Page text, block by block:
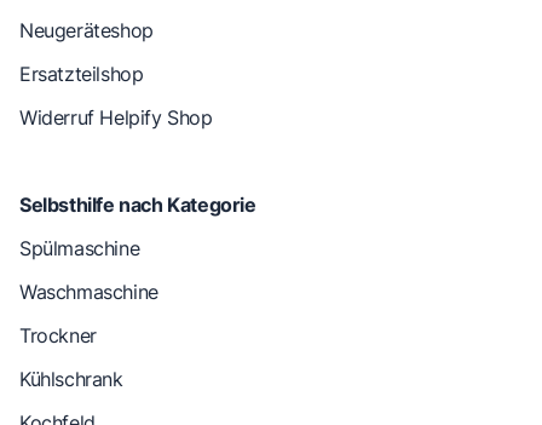
Neugeräteshop
Ersatzteilshop
Widerruf Helpify Shop
Selbsthilfe nach Kategorie
Spülmaschine
Waschmaschine
Trockner
Kühlschrank